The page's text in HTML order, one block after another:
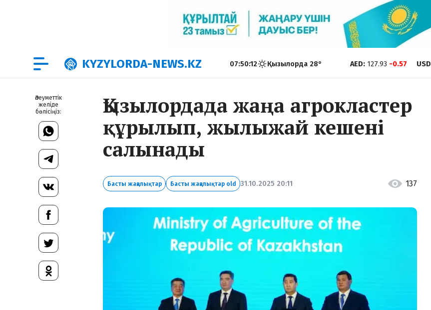
KYZYLORDA-NEWS.KZ 07:50:13 Қызылорда 28° AED: 127.93 -0.57 USD
Әлеуметтік
желіде
бөлісіңіз:
Қызылордада жаңа агрокластер
құрылып, жылыжай кешені
салынады
Басты жаңалықтар Басты жаңалықтар old 31.10.2025 20:11 137